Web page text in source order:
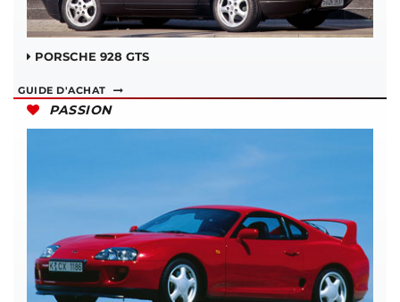
PORSCHE 928 GTS
GUIDE D'ACHAT
PASSION